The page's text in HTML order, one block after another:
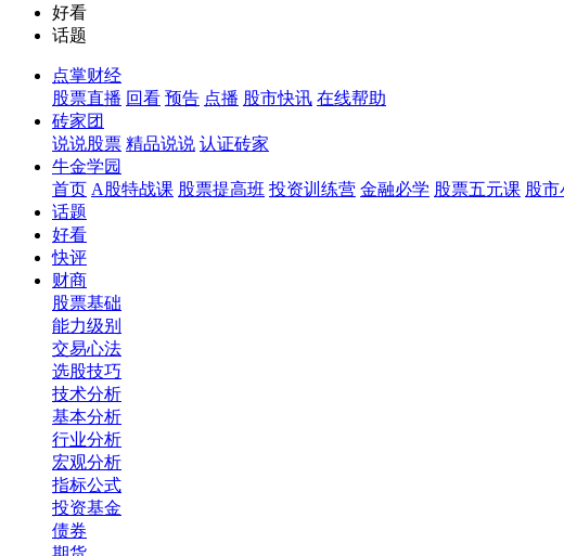
好看
话题
点掌财经
股票直播 回看 预告 点播 股市快讯 在线帮助
砖家团
说说股票 精品说说 认证砖家
牛金学园
首页 A股特战课 股票提高班 投资训练营 金融必学 股票五元课 股市
话题
好看
快评
财商
股票基础
能力级别
交易心法
选股技巧
技术分析
基本分析
行业分析
宏观分析
指标公式
投资基金
债券